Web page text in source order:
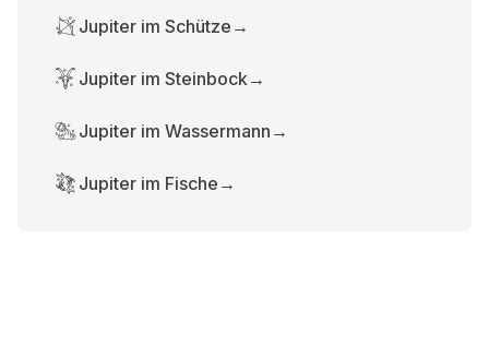
Jupiter im Schütze →
Jupiter im Steinbock→
Jupiter im Wassermann →
Jupiter im Fische →